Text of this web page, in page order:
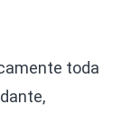
toda